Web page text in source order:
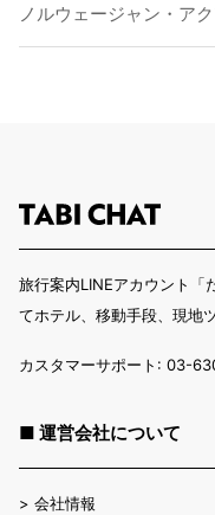
ノルウェージャン・ア
旅行案内LINEアカウント「
てホテル、移動手段、現地
カスタマーサポート: 03-
■ 運営会社について
> 会社情報